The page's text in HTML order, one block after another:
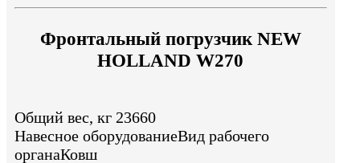
Фронтальный погрузчик NEW
HOLLAND W270
Общий вес, кг 23660
Навесное оборудованиеВид рабочего
органаКовш